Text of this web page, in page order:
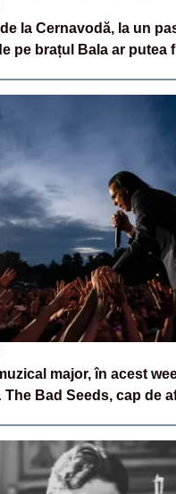
la Cernavodă, la un
pe brațul Bala ar putea
major, în acest
The Bad Seeds, cap de